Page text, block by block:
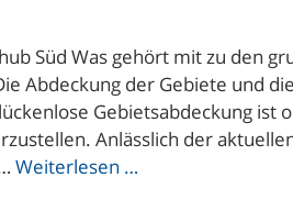
Süd Was gehört mit zu den
Abdeckung der Gebiete und
Gebietsabdeckung ist
Anlässlich der
Weiterlesen …